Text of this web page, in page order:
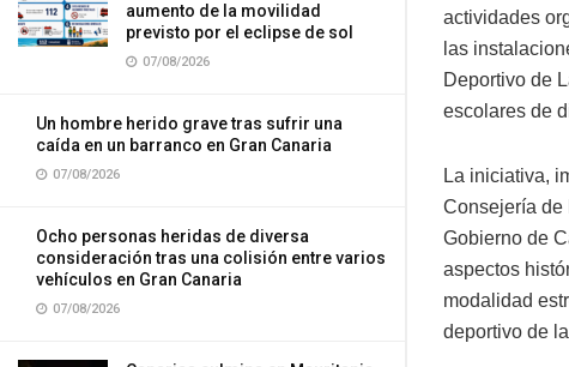
aumento de la movilidad
previsto por el eclipse de sol
07/08/2026
Un hombre herido grave tras sufrir una
caída en un barranco en Gran Canaria
07/08/2026
Ocho personas heridas de diversa
consideración tras una colisión entre varios
vehículos en Gran Canaria
07/08/2026
actividades
las
Deportivo de
escolares de
La iniciativa,
Consejería de
Gobierno de
aspectos
modalidad
deportivo de